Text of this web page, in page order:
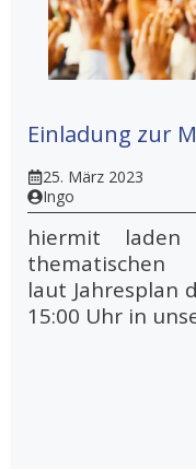
Einladung zur
25. März 2023
Ingo
hiermit
thematischen
laut Jahresplan
15:00 Uhr in